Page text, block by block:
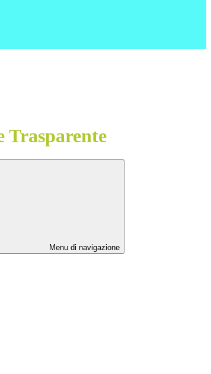
Trasparente
Menu di navigazione